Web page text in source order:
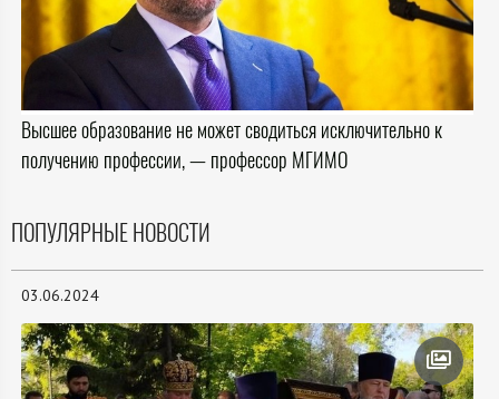
Высшее образование не может сводиться исключительно к
получению профессии, — профессор МГИМО
ПОПУЛЯРНЫЕ НОВОСТИ
03.06.2024